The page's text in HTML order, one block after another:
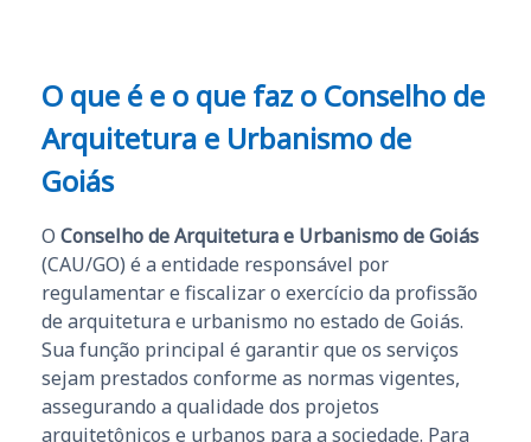
O que é e o que faz o Conselho de
Arquitetura e Urbanismo de
Goiás
O Conselho de Arquitetura e Urbanismo de Goiás
(CAU/GO) é a entidade responsável por
regulamentar e fiscalizar o exercício da profissão
de arquitetura e urbanismo no estado de Goiás.
Sua função principal é garantir que os serviços
sejam prestados conforme as normas vigentes,
assegurando a qualidade dos projetos
arquitetônicos e urbanos para a sociedade. Para